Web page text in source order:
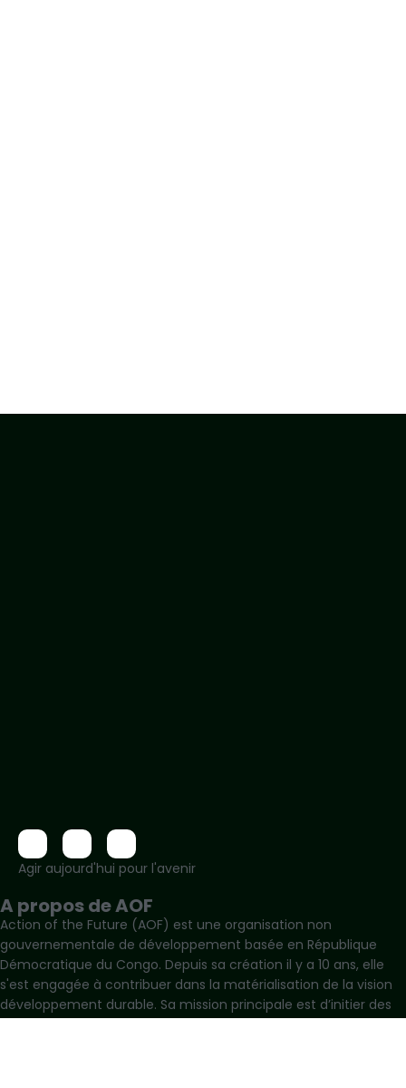
Agir aujourd'hui pour l'avenir
A propos de AOF
Action of the Future (AOF) est une organisation non
gouvernementale de développement basée en République
Démocratique du Congo. Depuis sa création il y a 10 ans, elle
s'est engagée à contribuer dans la matérialisation de la vision
développement durable. Sa mission principale est d’initier des
actions de développement durable pour un avenir où chaque